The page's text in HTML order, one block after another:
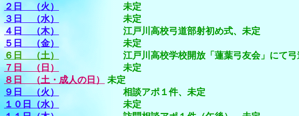
２日 （火）未定
３日 （水） 未定
４日 （木）
江戸川高校弓道部射初め式、未定
５日 （金）
未定
６日 （土）
江戸川高校学校開放「蓮葉弓友会」にて弓道
７日 （日）
未定
８日 （土・成人の日）
未定
９日 （火）
相談アポ１件、未定
１０日（水）
未定